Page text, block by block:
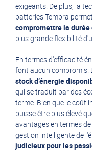
exigeants. De plus, la
batteries Tempra
compromettre la
plus grande flexibilité
En termes d'efficacité
font aucun compromis.
stock d’énergie
qui se traduit par des
terme. Bien que le coût
puisse être plus élevé
avantages en termes
gestion intelligente de
judicieux pour les